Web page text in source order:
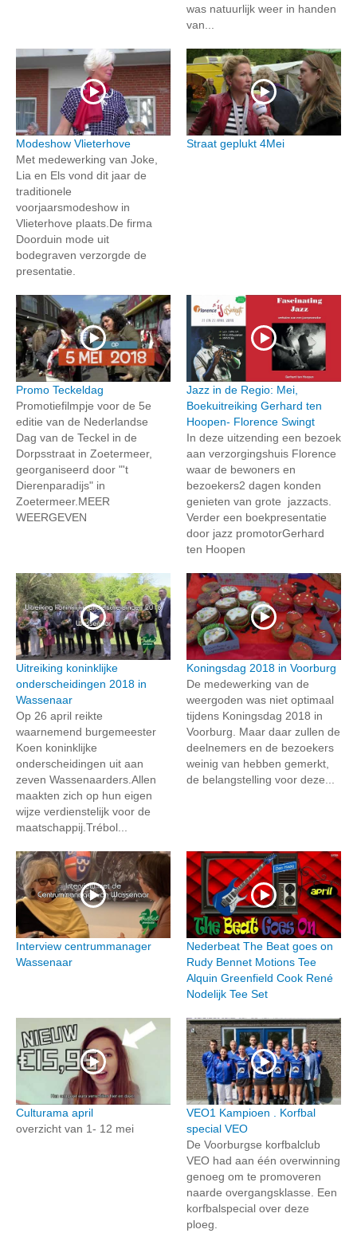
was natuurlijk weer in handen
van...
Modeshow Vlieterhove
Met medewerking van Joke,
Lia en Els vond dit jaar de
traditionele
voorjaarsmodeshow in
Vlieterhove plaats.De firma
Doorduin mode uit
bodegraven verzorgde de
presentatie.
Straat geplukt 4Mei
Promo Teckeldag
Promotiefilmpje voor de 5e
editie van de Nederlandse
Dag van de Teckel in de
Dorpsstraat in Zoetermeer,
georganiseerd door "'t
Dierenparadijs" in
Zoetermeer.MEER
WEERGEVEN
Jazz in de Regio: Mei,
Boekuitreiking Gerhard ten
Hoopen- Florence Swingt
In deze uitzending een bezoek
aan verzorgingshuis Florence
waar de bewoners en
bezoekers2 dagen konden
genieten van grote jazzacts.
Verder een boekpresentatie
door jazz promotorGerhard
ten Hoopen
Uitreiking koninklijke
onderscheidingen 2018 in
Wassenaar
Op 26 april reikte
waarnemend burgemeester
Koen koninklijke
onderscheidingen uit aan
zeven Wassenaarders.Allen
maakten zich op hun eigen
wijze verdienstelijk voor de
maatschappij.Trébol...
Koningsdag 2018 in Voorburg
De medewerking van de
weergoden was niet optimaal
tijdens Koningsdag 2018 in
Voorburg. Maar daar zullen de
deelnemers en de bezoekers
weinig van hebben gemerkt,
de belangstelling voor deze...
Interview centrummanager
Wassenaar
Nederbeat The Beat goes on
Rudy Bennet Motions Tee
Alquin Greenfield Cook René
Nodelijk Tee Set
Culturama april
overzicht van 1- 12 mei
VEO1 Kampioen . Korfbal
special VEO
De Voorburgse korfbalclub
VEO had aan één overwinning
genoeg om te promoveren
naarde overgangsklasse. Een
korfbalspecial over deze
ploeg.